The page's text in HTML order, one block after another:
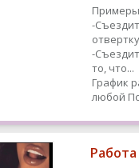
-
отвертку
-
то, что...
График
любой